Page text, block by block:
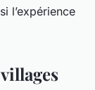
l’expérience